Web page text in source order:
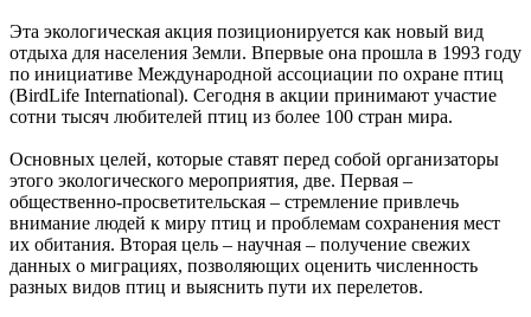
Эта экологическая акция позиционируется как новый вид
отдыха для населения Земли. Впервые она прошла в 1993 году
по инициативе Международной ассоциации по охране птиц
(BirdLife International). Сегодня в акции принимают участие
сотни тысяч любителей птиц из более 100 стран мира.
Основных целей, которые ставят перед собой организаторы
этого экологического мероприятия, две. Первая –
общественно-просветительская – стремление привлечь
внимание людей к миру птиц и проблемам сохранения мест
их обитания. Вторая цель – научная – получение свежих
данных о миграциях, позволяющих оценить численность
разных видов птиц и выяснить пути их перелетов.